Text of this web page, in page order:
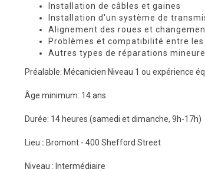
Installation de câbles et gaines
Installation d'un système de
Alignement des roues et
Problèmes et compatibilité entre
Autres types de réparations
Préalable: Mécanicien Niveau 1 ou expérience
Âge minimum: 14 ans
Durée: 14 heures (samedi et dimanche, 9h-17h)
Lieu : Bromont - 400 Shefford Street
Niveau : Intermédiaire